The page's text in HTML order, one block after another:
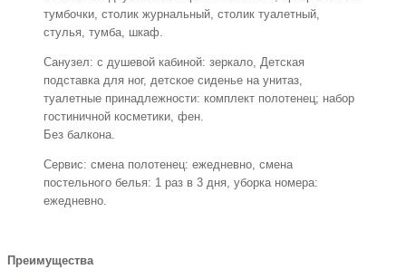
тумбочки, столик журнальный, столик туалетный,
стулья, тумба, шкаф.
Санузел: с душевой кабиной: зеркало, Детская
подставка для ног, детское сиденье на унитаз,
туалетные принадлежности: комплект полотенец; набор
гостиничной косметики, фен.
Без балкона.
Сервис: смена полотенец: ежедневно, смена
постельного белья: 1 раз в 3 дня, уборка номера:
ежедневно.
Преимущества